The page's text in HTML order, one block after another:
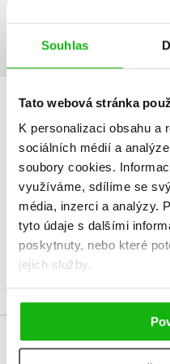
Souhlas
Tato webová stránka
K personalizaci obsahu a
sociálních médií a
soubory cookies.
využíváme, sdílíme se
média, inzerci a analýzy.
tyto údaje s dalšími
poskytnuty, nebo které
jejich služby.
HODNOCENÍ ČTENÁŘŮ
V současné době nejsou
Vaše hodnocení
Uživatelskou recenzi mohou
Přihlásit
MOHLO BY